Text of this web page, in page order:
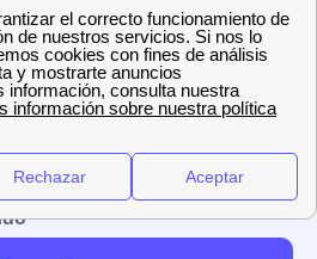
Jazztel Málaga
Jazztel Valencia
Jazztel Zaragoza
Nuestras ofertas de trabajo